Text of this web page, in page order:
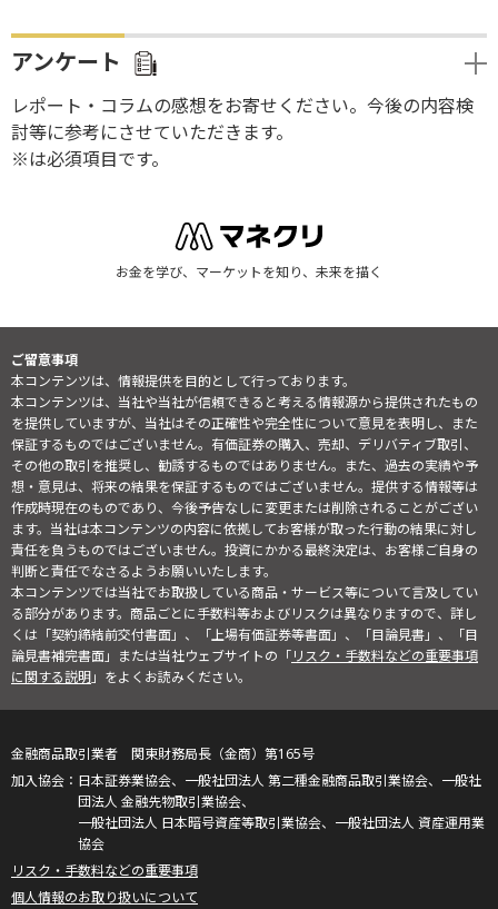
アンケート
レポート・コラムの感想をお寄せください。今後の内容検
討等に参考にさせていただきます。
※は必須項目です。
お金を学び、マーケットを知り、未来を描く
ご留意事項
本コンテンツは、情報提供を目的として行っております。
本コンテンツは、当社や当社が信頼できると考える情報源から提供されたもの
を提供していますが、当社はその正確性や完全性について意見を表明し、また
保証するものではございません。有価証券の購入、売却、デリバティブ取引、
その他の取引を推奨し、勧誘するものではありません。また、過去の実績や予
想・意見は、将来の結果を保証するものではございません。提供する情報等は
作成時現在のものであり、今後予告なしに変更または削除されることがござい
ます。当社は本コンテンツの内容に依拠してお客様が取った行動の結果に対し
責任を負うものではございません。投資にかかる最終決定は、お客様ご自身の
判断と責任でなさるようお願いいたします。
本コンテンツでは当社でお取扱している商品・サービス等について言及してい
る部分があります。商品ごとに手数料等およびリスクは異なりますので、詳し
くは「契約締結前交付書面」、「上場有価証券等書面」、「目論見書」、「目
論見書補完書面」または当社ウェブサイトの「リスク・手数料などの重要事項
に関する説明」をよくお読みください。
金融商品取引業者 関東財務局長（金商）第165号
日本証券業協会、一般社団法人 第二種金融商品取引業協会、一般社
団法人 金融先物取引業協会、
一般社団法人 日本暗号資産等取引業協会、一般社団法人 資産運用業
協会
リスク・手数料などの重要事項
個人情報のお取り扱いについて